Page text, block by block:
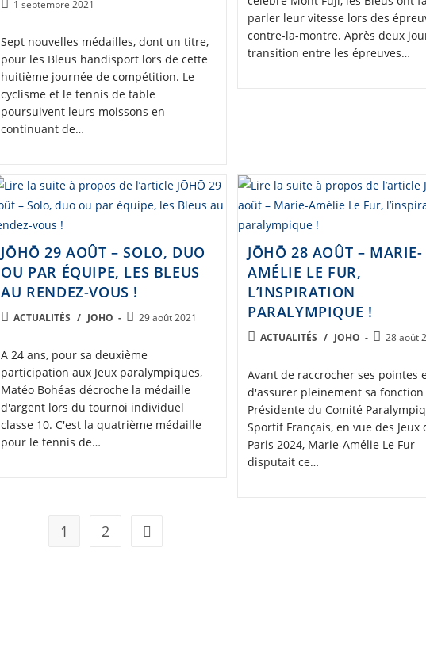
Post1 septembre 2021
Sept nouvelles médailles, dont un titre,
pour les Bleus handisport lors de cette
huitième journée de compétition. Le
cyclisme et le tennis de table
poursuivent leurs moissons en
continuant de…
parler leur vitesse lors des
contre-la-montre. Après deux
transition entre les épreuves…
JŌHŌ 29 AOÛT – SOLO, DUO
OU PAR ÉQUIPE, LES BLEUS
AU RENDEZ-VOUS !
POSTACTUALITÉS / JOHO
Post29 août 2021
A 24 ans, pour sa deuxième
participation aux Jeux paralympiques,
Matéo Bohéas décroche la médaille
d'argent lors du tournoi individuel
classe 10. C'est la quatrième médaille
pour le tennis de…
JŌHŌ 28 AOÛT – MARIE-
AMÉLIE LE FUR,
L’INSPIRATION
PARALYMPIQUE !
POSTACTUALITÉS / JOHO
Post28 août
Avant de raccrocher ses pointes
d'assurer pleinement sa fonction
Présidente du Comité
Sportif Français, en vue des Jeux
Paris 2024, Marie-Amélie Le Fur
disputait ce…
1 2 Aller à la page suivante